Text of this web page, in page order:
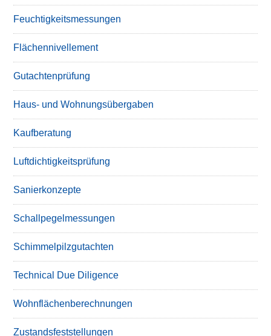
Feuchtigkeitsmessungen
Flächennivellement
Gutachtenprüfung
Haus- und Wohnungsübergaben
Kaufberatung
Luftdichtigkeitsprüfung
Sanierkonzepte
Schallpegelmessungen
Schimmelpilzgutachten
Technical Due Diligence
Wohnflächenberechnungen
Zustandsfeststellungen